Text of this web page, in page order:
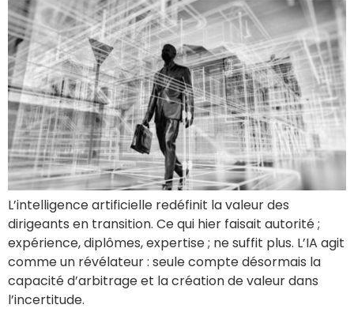
L’intelligence artificielle redéfinit la valeur des
dirigeants en transition. Ce qui hier faisait autorité ;
expérience, diplômes, expertise ; ne suffit plus. L’IA agit
comme un révélateur : seule compte désormais la
capacité d’arbitrage et la création de valeur dans
l’incertitude.